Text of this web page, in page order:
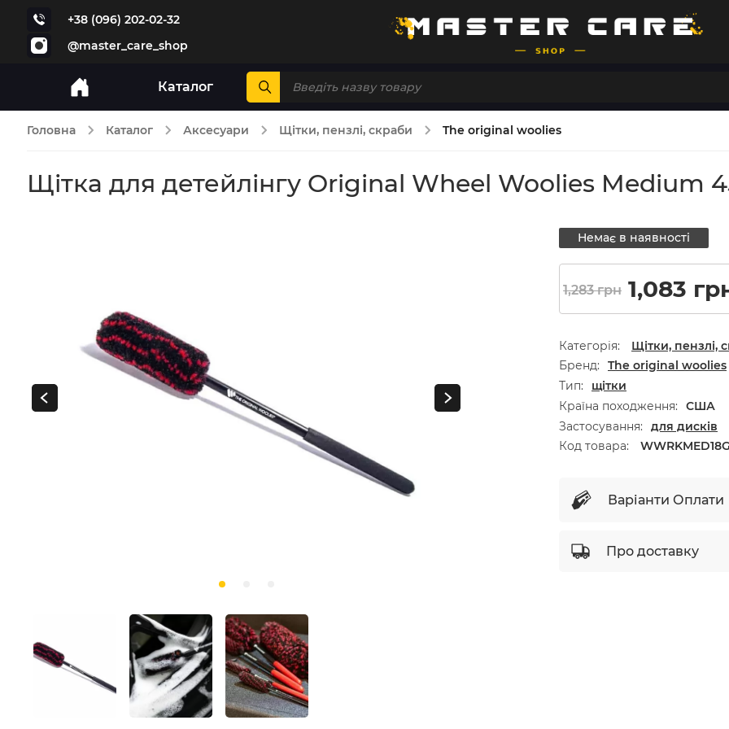
+38 (096) 202-02-32
@master_care_shop
Каталог
Головна Каталог Аксесуари Щітки, пензлі, скраби The original woolies
Щітка для детейлінгу Original Wheel Woolies Medium
Немає в наявності
1,283грн 1,083
Категорія:
Щітки, пензлі,
Бренд
The original woolies
Тип
щітки
Країна походження
США
Застосування
для дисків
Код товара:
Варіанти Оплати
Про доставку